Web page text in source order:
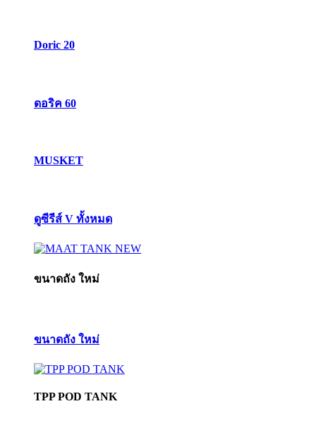
Doric 20
ดอริค 60
MUSKET
ดูซีรีส์ V ทั้งหมด
ขนาดถัง ใหม่
ขนาดถัง ใหม่
TPP POD TANK